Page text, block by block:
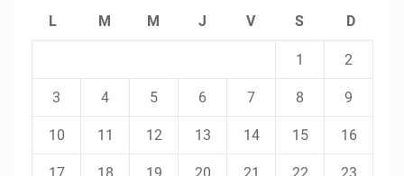
L M M J V S D
1 2
3 4 5 6 7 8 9
10 11 12 13 14 15 16